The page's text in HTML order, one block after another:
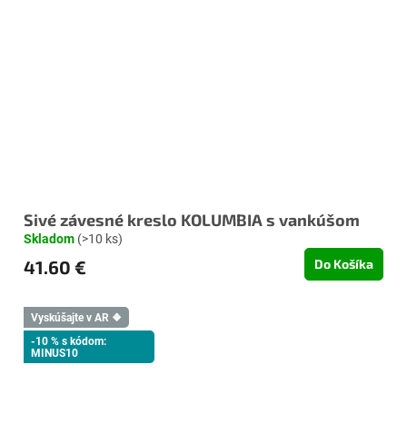
Sivé závesné kreslo KOLUMBIA s vankúšom
Skladom (>10 ks)
41.60 € Do Košíka
Vyskúšajte v AR ❖
-10 % s kódom:
MINUS10